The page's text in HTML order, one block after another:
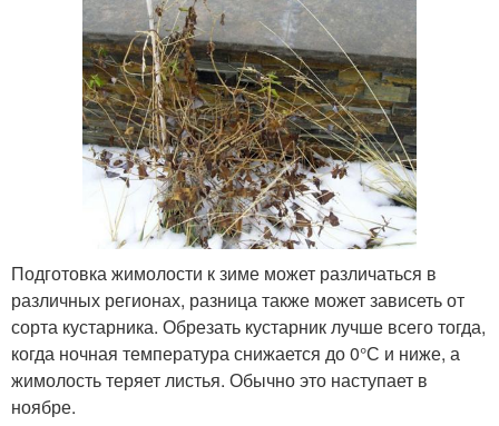
Подготовка жимолости к зиме может различаться в
различных регионах, разница также может зависеть от
сорта кустарника. Обрезать кустарник лучше всего тогда,
когда ночная температура снижается до 0°С и ниже, а
жимолость теряет листья. Обычно это наступает в
ноябре.